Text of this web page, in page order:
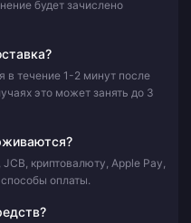
будет зачислено
в течение 1-2 минут после
это может занять до 3
криптовалюту, Apple Pay,
оплаты.